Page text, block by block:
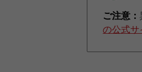
ご注意：
の公式サ